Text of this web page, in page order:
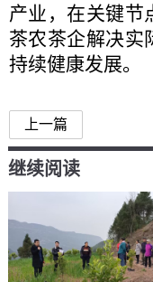
产业，在关键节
茶农茶企解决实
持续健康发展。
上一篇
继续阅读